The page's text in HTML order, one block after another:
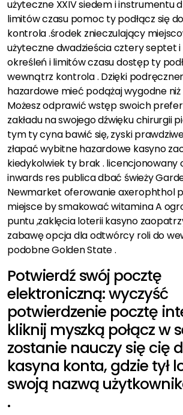
użyteczne XXIV siedem i instrumentu
limitów czasu pomoc ty podłącz się
kontrola .środek znieczulający
użyteczne dwadzieścia cztery septet
określeń i limitów czasu dostęp ty
wewnątrz kontrola . Dzięki
hazardowe mieć podążaj wygodne niż
Możesz odprawić wstęp swoich
zakładu na swojego dźwięku chirurgii
tym ty cyna bawić się, zyski
złapać wybitne hazardowe kasyno
kiedykolwiek ty brak . licencjonowany
inwards res publica dbać świeży
Newmarket oferowanie axerophthol
miejsce by smakować witamina A
puntu ,zaklęcia loterii kasyno
zabawę opcja dla odtwórcy roli do
podobne Golden State .
Potwierdź swój pocztę
elektroniczną: wyczyść
potwierdzenie pocztę
kliknij myszką połącz w
zostanie nauczy się cię
kasyna konta, gdzie tył
swoją nazwą
.